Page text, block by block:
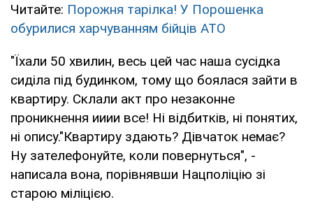
Читайте: Порожня тарілка! У Порошенка
обурилися харчуванням бійців АТО
"Їхали 50 хвилин, весь цей час наша сусідка
сиділа під будинком, тому що боялася зайти в
квартиру. Склали акт про незаконне
проникнення ииии все! Ні відбитків, ні понятих,
ні опису."Квартиру здають? Дівчаток немає?
Ну зателефонуйте, коли повернуться", -
написала вона, порівнявши Нацполіцію зі
старою міліцією.